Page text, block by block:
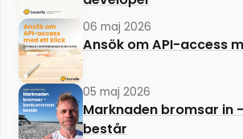
06 maj 2026
Ansök om API-access
05 maj 2026
Marknaden bromsar in
består